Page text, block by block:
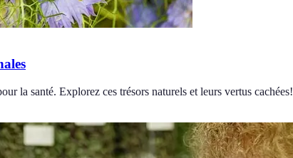
la santé. Explorez ces trésors naturels et leurs vertus cachées!